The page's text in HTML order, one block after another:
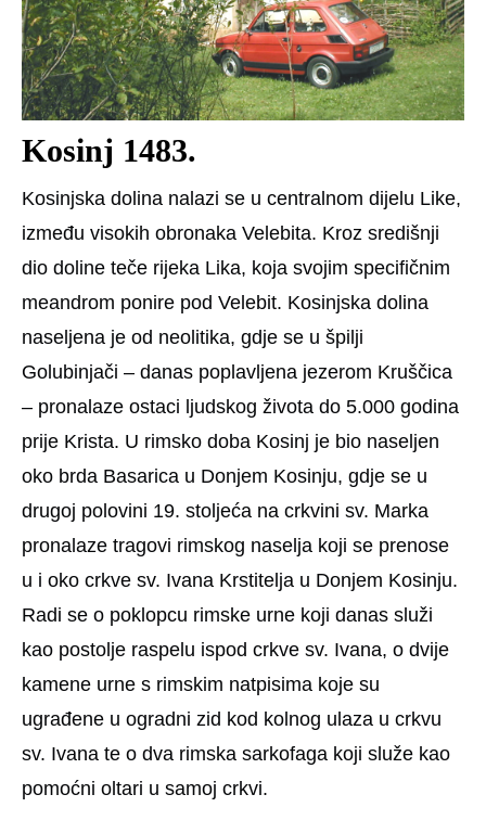
Kosinj 1483.
Kosinjska dolina nalazi se u centralnom dijelu Like,
između visokih obronaka Velebita. Kroz središnji
dio doline teče rijeka Lika, koja svojim specifičnim
meandrom ponire pod Velebit. Kosinjska dolina
naseljena je od neolitika, gdje se u špilji
Golubinjači – danas poplavljena jezerom Kruščica
– pronalaze ostaci ljudskog života do 5.000 godina
prije Krista. U rimsko doba Kosinj je bio naseljen
oko brda Basarica u Donjem Kosinju, gdje se u
drugoj polovini 19. stoljeća na crkvini sv. Marka
pronalaze tragovi rimskog naselja koji se prenose
u i oko crkve sv. Ivana Krstitelja u Donjem Kosinju.
Radi se o poklopcu rimske urne koji danas služi
kao postolje raspelu ispod crkve sv. Ivana, o dvije
kamene urne s rimskim natpisima koje su
ugrađene u ogradni zid kod kolnog ulaza u crkvu
sv. Ivana te o dva rimska sarkofaga koji služe kao
pomoćni oltari u samoj crkvi.